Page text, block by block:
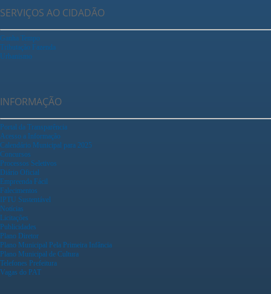
SERVIÇOS AO CIDADÃO
Ganha Tempo
Tributação Fazenda
Urbanismo
INFORMAÇÃO
Portal da Transparência
Acesso a Informação
Calendário Municipal para 2025
Concursos
Processos Seletivos
Diário Oficial
Empreenda Fácil
Falecimentos
IPTU Sustentável
Notícias
Licitações
Publicidades
Plano Diretor
Plano Municipal Pela Primeira Infância
Plano Municipal de Cultura
Telefones Prefeitura
Vagas do PAT